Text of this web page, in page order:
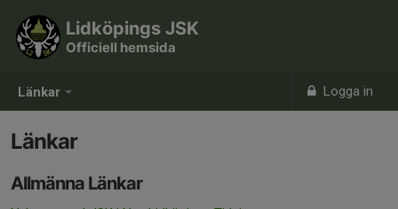
Länkar Logga in
Lidköpings JSK
Officiell hemsida
Länkar
Allmänna Länkar